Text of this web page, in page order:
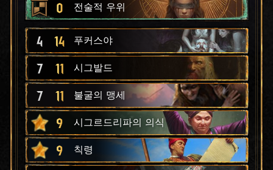
0 전술적 우위
4 14 푸커스야
7 11 시그발드
7 11 불굴의 맹세
9 시그르드리파의 의식
9 칙령